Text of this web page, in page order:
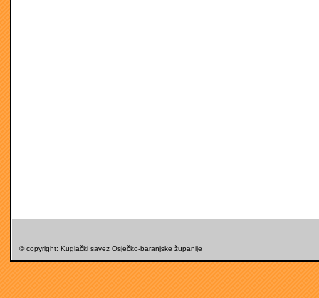
© copyright: Kuglački savez Osječko-baranjske županije